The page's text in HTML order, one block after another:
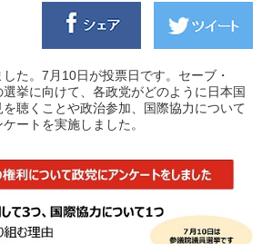
た。7月10日が投票日です。セーブ・
挙に向けて、各政党がどのように日本国
聴くことや政治参加、国際協力について
ートを実施しました。